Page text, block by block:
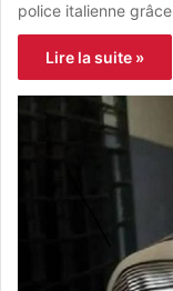
police italienne
Lire la suite »